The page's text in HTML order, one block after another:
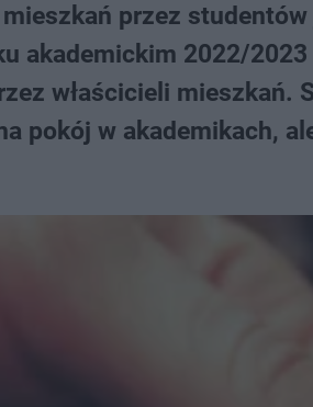
przez
akademickim 2022/
właścicieli mieszkań.
pokój w akademikach,